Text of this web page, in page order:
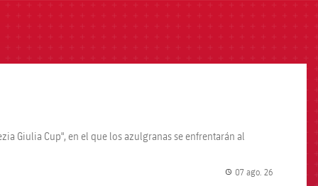
Giulia Cup", en el que los azulgranas se enfrentarán al
07 ago. 26